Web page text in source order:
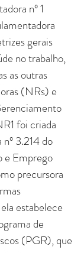
nº 1
gerais
no trabalho,
as outras
(NRs) e
foi criada
3.214 do
e Emprego
precursora
estabelece
de
(PGR), que